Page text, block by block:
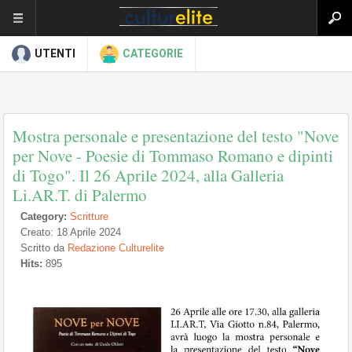
UTENTI CATEGORIE
Mostra personale e presentazione del testo "Nove
per Nove - Poesie di Tommaso Romano e dipinti
di Togo". Il 26 Aprile 2024, alla Galleria
Li.AR.T. di Palermo
Category: Scritture
Creato: 18 Aprile 2024
Scritto da Redazione Culturelite
Hits: 895